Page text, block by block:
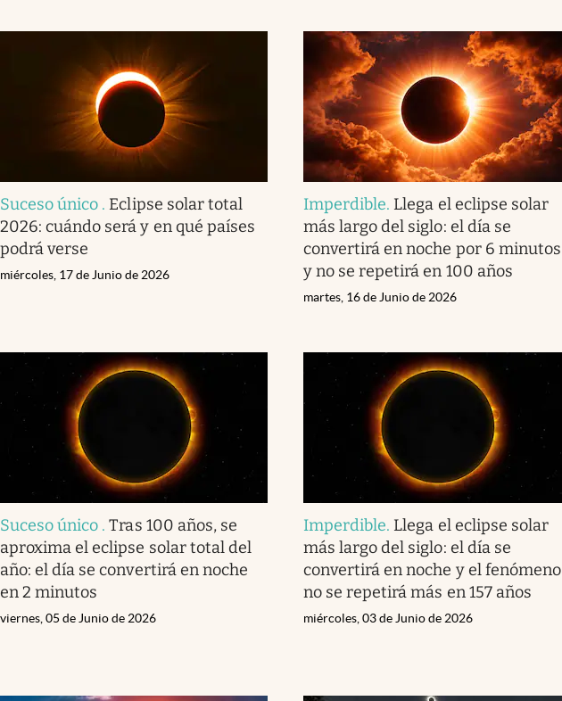
Suceso único . Eclipse solar total
2026: cuándo será y en qué países
podrá verse
miércoles, 17 de Junio de 2026
Imperdible. Llega el eclipse solar
más largo del siglo: el día se
convertirá en noche por 6 minutos
y no se repetirá en 100 años
martes, 16 de Junio de 2026
Suceso único .Tras 100 años, se
aproxima el eclipse solar total del
año: el día se convertirá en noche
en 2 minutos
viernes, 05 de Junio de 2026
Imperdible. Llega el eclipse solar
más largo del siglo: el día se
convertirá en noche y el fenómeno
no se repetirá más en 157 años
miércoles, 03 de Junio de 2026